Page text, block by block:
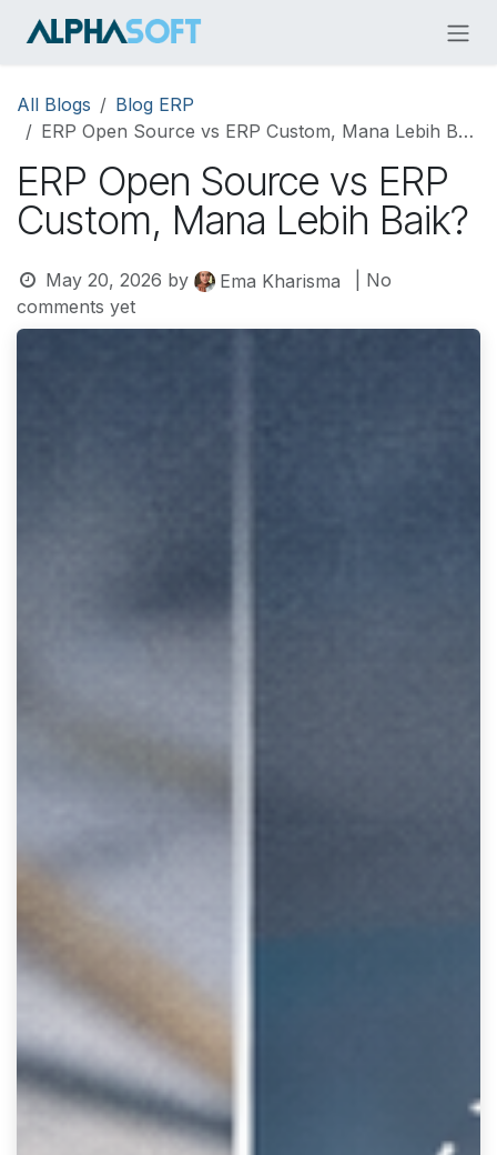
All Blogs
Blog ERP
ERP Open Source vs ERP Custom, Mana Lebih Baik?
ERP Open Source vs ERP
Custom, Mana Lebih Baik?
May 20, 2026 by Ema Kharisma
| No
comments yet